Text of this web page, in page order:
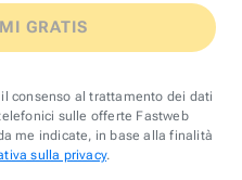
GRATIS
consenso al trattamento dei dati
sulle offerte Fastweb
me indicate, in base alla finalità
sulla privacy.